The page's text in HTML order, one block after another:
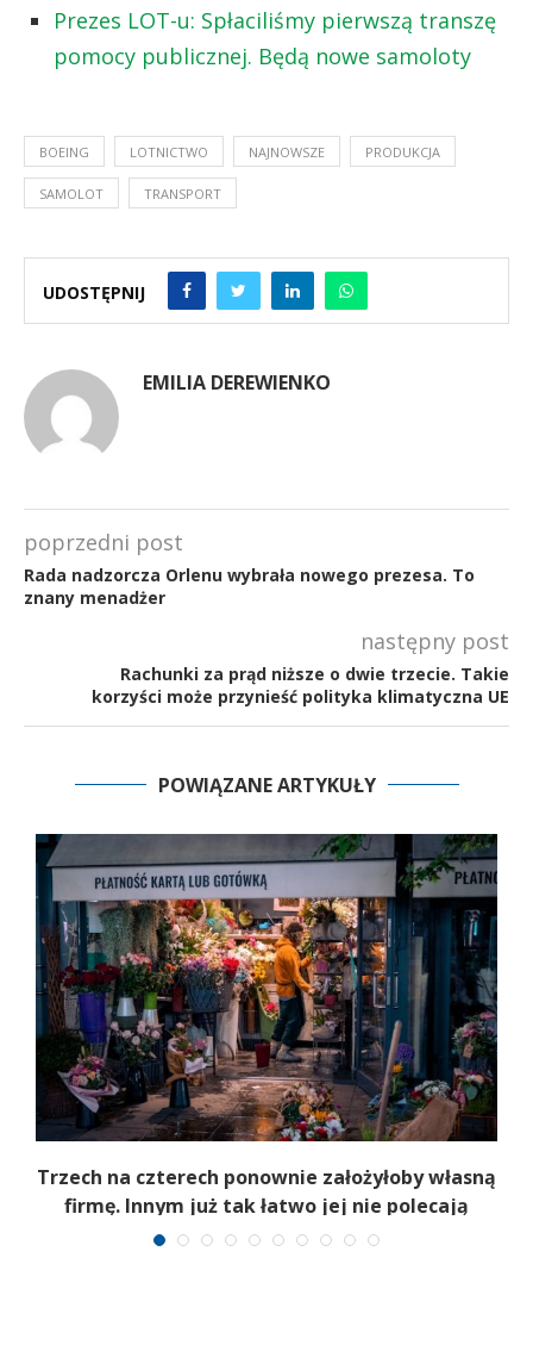
Prezes LOT-u: Spłaciliśmy pierwszą transzę
pomocy publicznej. Będą nowe samoloty
BOEING LOTNICTWO NAJNOWSZE PRODUKCJA
SAMOLOT TRANSPORT
UDOSTĘPNIJ
EMILIA DEREWIENKO
poprzedni post
Rada nadzorcza Orlenu wybrała nowego prezesa. To
znany menadżer
następny post
Rachunki za prąd niższe o dwie trzecie. Takie
korzyści może przynieść polityka klimatyczna UE
POWIĄZANE ARTYKUŁY
Trzech na czterech ponownie założyłoby własną
firmę. Innym już tak łatwo jej nie polecają